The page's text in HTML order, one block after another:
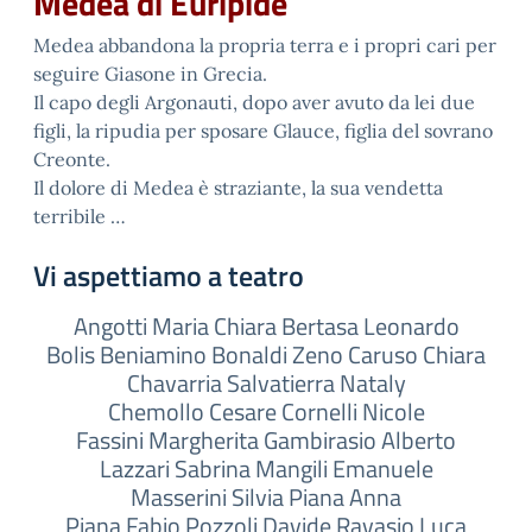
Medea abbandona la propria terra e i propri cari per
seguire Giasone in Grecia.
Il capo degli Argonauti, dopo aver avuto da lei due
figli, la ripudia per sposare Glauce, figlia del sovrano
Creonte.
Il dolore di Medea è straziante, la sua vendetta
terribile …
Vi aspettiamo a teatro
Angotti Maria Chiara Bertasa Leonardo
Bolis Beniamino Bonaldi Zeno Caruso Chiara
Chavarria Salvatierra Nataly
Chemollo Cesare Cornelli Nicole
Fassini Margherita Gambirasio Alberto
Lazzari Sabrina Mangili Emanuele
Masserini Silvia Piana Anna